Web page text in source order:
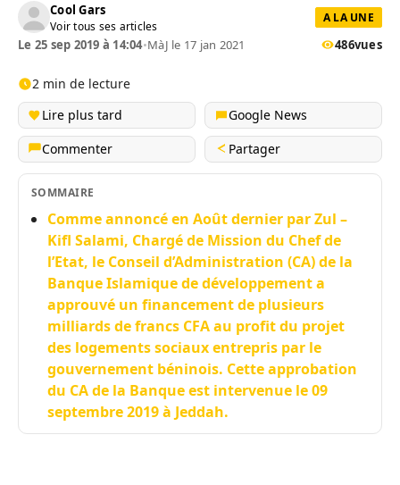
Cool Gars
Voir tous ses articles
A LA UNE
Le 25 sep 2019 à 14:04•MàJ le 17 jan 2021 486vues
2 min de lecture
Lire plus tard
Google News
Commenter
Partager
SOMMAIRE
Comme annoncé en Août dernier par Zul –
Kifl Salami, Chargé de Mission du Chef de
l’Etat, le Conseil d’Administration (CA) de la
Banque Islamique de développement a
approuvé un financement de plusieurs
milliards de francs CFA au profit du projet
des logements sociaux entrepris par le
gouvernement béninois. Cette approbation
du CA de la Banque est intervenue le 09
septembre 2019 à Jeddah.